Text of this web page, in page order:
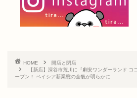
HOME
開店と閉店
【新店】深谷市荒川に『劇安ワンダーランド
ープン！ ベイシア新業態の全貌が明らかに